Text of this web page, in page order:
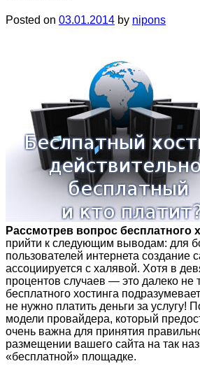
Posted on 03.01.2014 by nipons
Рассмотрев вопрос бесплатного
прийти к следующим выводам: для
пользователей интернета создание
ассоциируется с халявой. Хотя в
процентов случаев — это далеко не
бесплатного хостинга
не нужно платить деньги за услугу!
модели провайдера, который
очень важна для принятия
размещении вашего сайта на так
«бесплатной» площадке.